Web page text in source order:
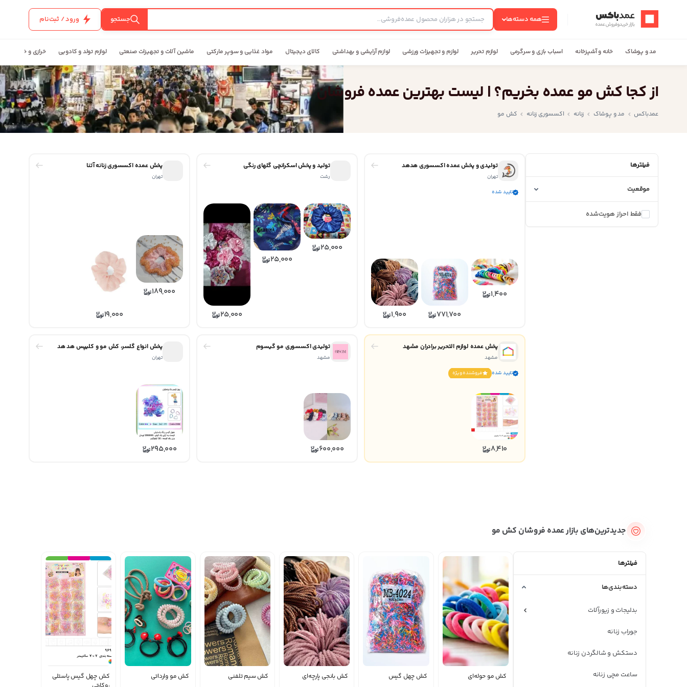
عمدباکس — بازگشت به صفحه اصلی همه دسته‌ها جستجو ورود / ثبت‌نام
مد و پوشاک خانه و آشپزخانه اسباب بازی و سرگرمی لوازم تحریر لوازم و تجهیزات ورزشی لوازم آرایشی و بهداشتی کالای دیجیتال مواد غذایی و سوپر مارکتی ماشین آلات و تجهیزات صنعتی لوازم تولد و کادویی خرازی و خیاطی
از کجا کش مو عمده بخریم؟ | لیست بهترین عمده فروشان
عمدباکس مد و پوشاک زنانه اکسسوری زنانه کش مو
فیلترها
موقعیت
فقط احراز هویت‌شده
تولیدی و پخش عمده اکسسوری هدهد
تهران
تایید شده
1,400
771,700
1,900
تولید و پخش اسکرانچی گلهای رنگی
رشت
25,000
25,000
25,000
پخش عمده اکسسوری زنانه آتنا
تهران
189,000
19,000
پخش عمده لوازم التحریر برادران مشهد
مشهد
تایید شده
فروشنده ويژه
8,410
تولیدی اکسسوری مو گیسوم
مشهد
600,000
پخش انواع گلسر، کش مو و کلیپس هد هد
تهران
295,000
جدیدترین‌های بازار عمده فروشان کش مو
فیلترها
دسته‌بندی‌ها
بدلیجات و زیورآلات
جوراب زنانه
دستکش و شالگردن زنانه
ساعت مچی زنانه کش مو حوله‌ای کش چهل گیس کش بانجی پارچه‌ای کش سیم تلفنی کش مو وارداتی
کش چهل گیس پاستلی